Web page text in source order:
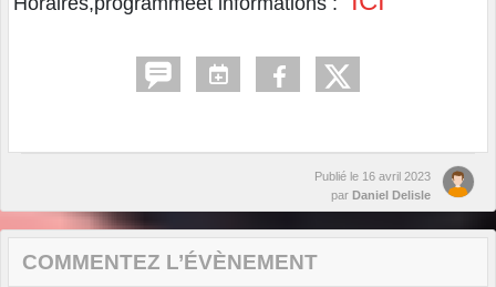
Publié le 16 avril 2023
par Daniel Delisle
COMMENTEZ L’ÉVÈNEMENT